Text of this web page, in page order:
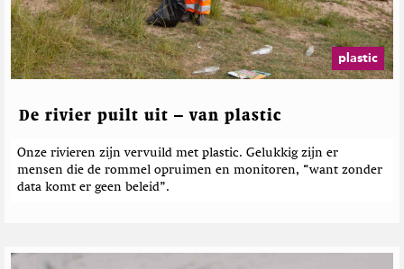
plastic
De rivier puilt uit – van plastic
Onze rivieren zijn vervuild met plastic. Gelukkig zijn er
mensen die de rommel opruimen en monitoren, “want zonder
data komt er geen beleid”.